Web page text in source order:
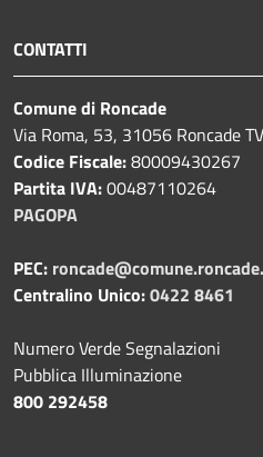
CONTATTI
Comune di Roncade
Via Roma, 53, 31056 Roncade TV
Codice Fiscale:80009430267
Partita IVA:00487110264
PAGOPA
PEC:
Centralino Unico:0422 8461
Numero Verde Segnalazioni
Pubblica Illuminazione
800 292458